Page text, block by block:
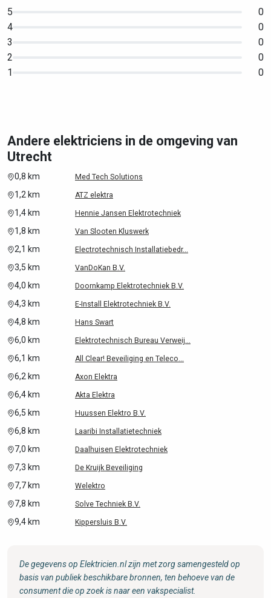
5
0
4
0
3
0
2
0
1
0
Andere elektriciens in de omgeving van
Utrecht
0,8 km Med Tech Solutions
1,2 km ATZ elektra
1,4 km Hennie Jansen Elektrotechniek
1,8 km Van Slooten Kluswerk
2,1 km Electrotechnisch Installatiebedr...
3,5 km VanDoKan B.V.
4,0 km Doornkamp Elektrotechniek B.V.
4,3 km E-Install Elektrotechniek B.V.
4,8 km Hans Swart
6,0 km Elektrotechnisch Bureau Verweij...
6,1 km All Clear! Beveiliging en Teleco...
6,2 km Axon Elektra
6,4 km Akta Elektra
6,5 km Huussen Elektro B.V.
6,8 km Laaribi Installatietechniek
7,0 km Daalhuisen Elektrotechniek
7,3 km De Kruijk Beveiliging
7,7 km Welektro
7,8 km Solve Techniek B.V.
9,4 km Kippersluis B.V.
De gegevens op Elektricien.nl zijn met zorg samengesteld op
basis van publiek beschikbare bronnen, ten behoeve van de
consument die op zoek is naar een vakspecialist.